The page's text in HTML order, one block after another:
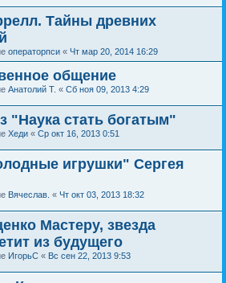
Тайны древних
операторпси « Чт мар 20, 2014 16:29
общение
Анатолий Т. « Сб ноя 09, 2013 4:29
"Наука стать богатым"
Хеди « Ср окт 16, 2013 0:51
игрушки" Сергея
Вячеслав. « Чт окт 03, 2013 18:32
Мастеру, звезда
из будущего
ИгорьС « Вс сен 22, 2013 9:53